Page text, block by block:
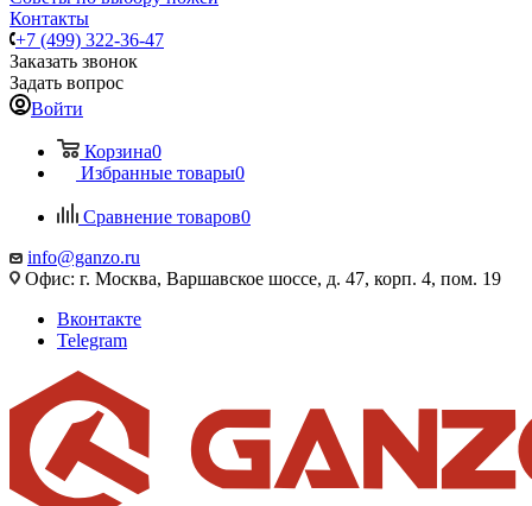
Контакты
+7 (499) 322-36-47
Заказать звонок
Задать вопрос
Войти
Корзина0
Избранные товары0
Сравнение товаров0
info@ganzo.ru
Офис: г. Москва, Варшавское шоссе, д. 47, корп. 4, пом. 19
Вконтакте
Telegram